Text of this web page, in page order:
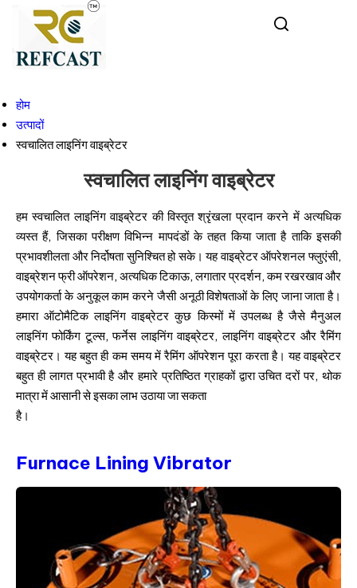
होम
उत्पादों
स्वचालित लाइनिंग वाइब्रेटर
स्वचालित लाइनिंग वाइब्रेटर
हम स्वचालित लाइनिंग वाइब्रेटर की विस्तृत श्रृंखला प्रदान करने में अत्यधिक
व्यस्त हैं, जिसका परीक्षण विभिन्न मापदंडों के तहत किया जाता है ताकि इसकी
प्रभावशीलता और निर्दोषता सुनिश्चित हो सके। यह वाइब्रेटर ऑपरेशनल फ्लुएंसी,
वाइब्रेशन फ्री ऑपरेशन, अत्यधिक टिकाऊ, लगातार प्रदर्शन, कम रखरखाव और
उपयोगकर्ता के अनुकूल काम करने जैसी अनूठी विशेषताओं के लिए जाना जाता है।
हमारा ऑटोमैटिक लाइनिंग वाइब्रेटर कुछ किस्मों में उपलब्ध है जैसे मैनुअल
लाइनिंग फोर्किंग टूल्स, फर्नेस लाइनिंग वाइब्रेटर, लाइनिंग वाइब्रेटर और रैमिंग
वाइब्रेटर। यह बहुत ही कम समय में रैमिंग ऑपरेशन पूरा करता है। यह वाइब्रेटर
बहुत ही लागत प्रभावी है और हमारे प्रतिष्ठित ग्राहकों द्वारा उचित दरों पर, थोक
मात्रा में आसानी से इसका लाभ उठाया जा सकता
है।
Furnace Lining Vibrator